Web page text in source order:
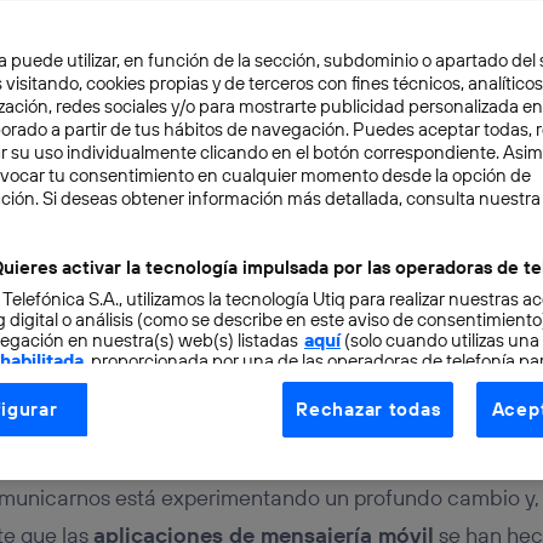
3 min
del SMS hacia
conversacional”
está experimentando un profundo cambio
que las aplicaciones de mensajería móvil se han
puede utilizar, en función de la sección, subdominio o apartado del
visitando, cookies propias y de terceros con fines técnicos,
redes sociales y/o para mostrarte publicidad personalizada
a partir de tus hábitos de navegación. Puedes aceptar todas,
su uso individualmente clicando en el botón correspondiente.
tu consentimiento en cualquier momento desde la opción de
Si deseas obtener información más detallada, consulta nuestra
activar la tecnología impulsada por las operadoras de
S.A., utilizamos la tecnología Utiq para realizar nuestras
digital o análisis (como se describe en este aviso de
en nuestra(s) web(s) listadas aquí(solo cuando utilizas una
, proporcionada por una de las operadoras de telefonía
consentimiento en cada página web).
Utiq está diseñada con la privacidad como prioridad
tu dirección IP y otra información de la cuenta de cliente de
a la conexión que utilizas (p. ej., número de teléfono móvil).
Rechazar todas